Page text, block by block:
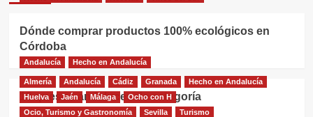
Dónde comprar productos 100% ecológicos en
Córdoba
Andalucía Hecho en Andalucía
18 quesos andaluces de categoría
Almería Andalucía Cádiz Granada
Hecho en Andalucía
Huelva
Jaén Málaga
Ocho con H
Ocio, Turismo y Gastronomía
Sevilla Turismo